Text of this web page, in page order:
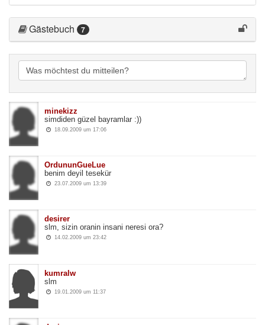
Gästebuch 7
minekizz
simdiden güzel bayramlar :))
18.09.2009 um 17:06
OrdununGueLue
benim deyil tesekür
23.07.2009 um 13:39
desirer
slm, sizin oranin insani neresi ora?
14.02.2009 um 23:42
kumralw
slm
19.01.2009 um 11:37